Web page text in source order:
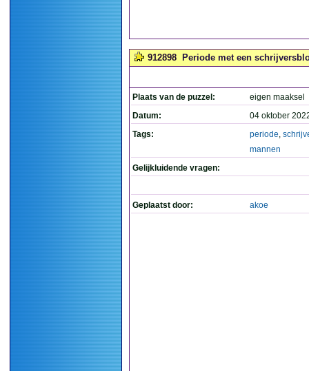
912898 Periode met een
Plaats van de puzzel:
eigen maaksel
Datum:
04 oktober
Tags:
periode,
mannen
Gelijkluidende vragen:
Geplaatst door: akoe